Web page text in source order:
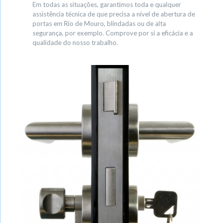
Em todas as situações, garantimos toda e qualquer
assistência técnica de que precisa a nível de abertura de
portas em Rio de Mouro, blindadas ou de alta
segurança, por exemplo. Comprove por si a eficácia e a
qualidade do nosso trabalho.